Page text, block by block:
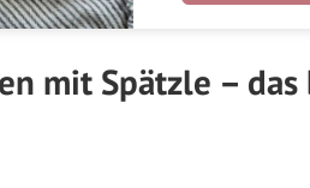
mit Spätzle – das